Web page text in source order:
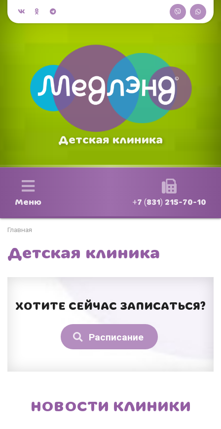
Детская клиника
Меню +7 (831) 215-70-10
Главная
Детская клиника
ХОТИТЕ СЕЙЧАС ЗАПИСАТЬСЯ?
Расписание
НОВОСТИ КЛИНИКИ